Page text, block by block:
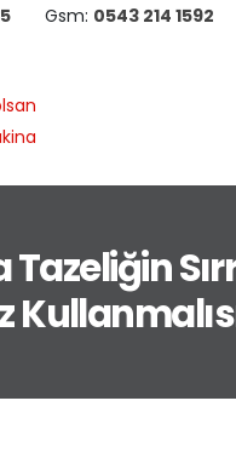
Gsm: 0543 214 1592
Tazeliğin